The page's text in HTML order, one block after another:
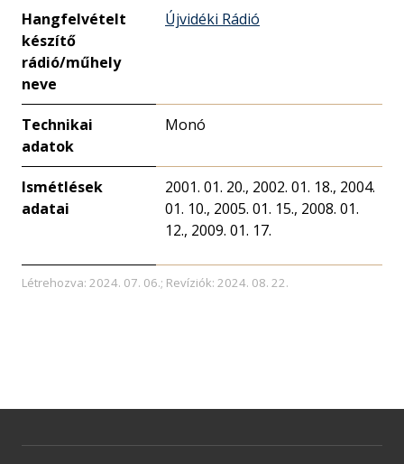
Hangfelvételt
készítő
rádió/műhely
neve
Újvidéki Rádió
Technikai
adatok
Monó
Ismétlések
adatai
2001. 01. 20., 2002. 01. 18., 2004.
01. 10., 2005. 01. 15., 2008. 01.
12., 2009. 01. 17.
Létrehozva: 2024. 07. 06.; Revíziók: 2024. 08. 22.